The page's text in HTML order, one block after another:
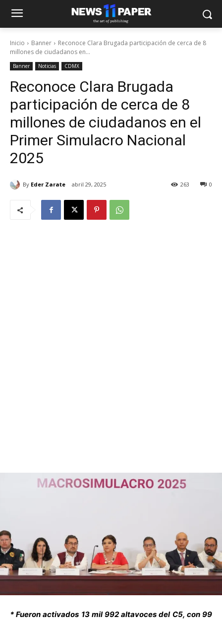
Inicio Banner
Reconoce Clara Brugada participación de cerca de 8
millones de ciudadanos en...
Banner Noticias CDMX
Reconoce Clara Brugada
participación de cerca de 8
millones de ciudadanos en el
Primer Simulacro Nacional
2025
By Eder Zarate abril 29, 2025 0
263
* Fueron activados 13 mil 992 altavoces del C5, con 99